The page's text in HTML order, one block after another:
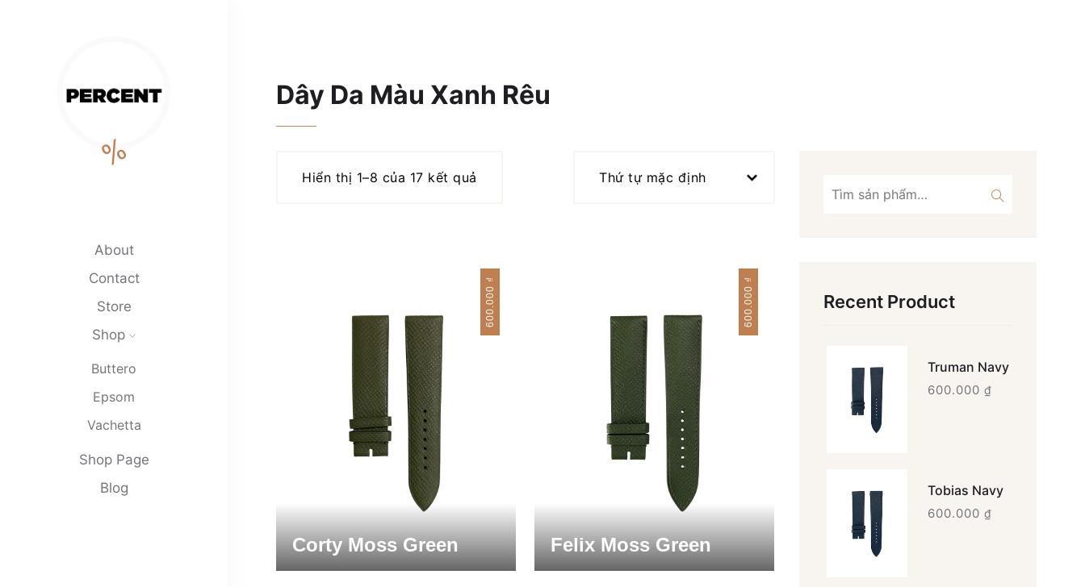
%
About
Contact
Store
Shop
Buttero
Epsom
Vachetta
Clemence
Nappa
Shop Page
Blog
Dây Da Màu Xanh Rêu
Hiển thị 1–8 của 17 kết quả
600.000
₫
Corty Moss Green
600.000
₫
Felix Moss Green
Tìm
Recent Product
Truman Navy
600.000₫
Tobias Navy
600.000₫